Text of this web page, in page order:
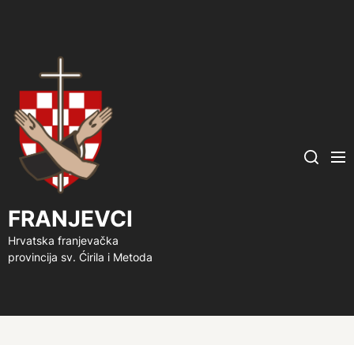
FRANJEVCI
Hrvatska franjevačka
provincija sv. Ćirila i Metoda
Search